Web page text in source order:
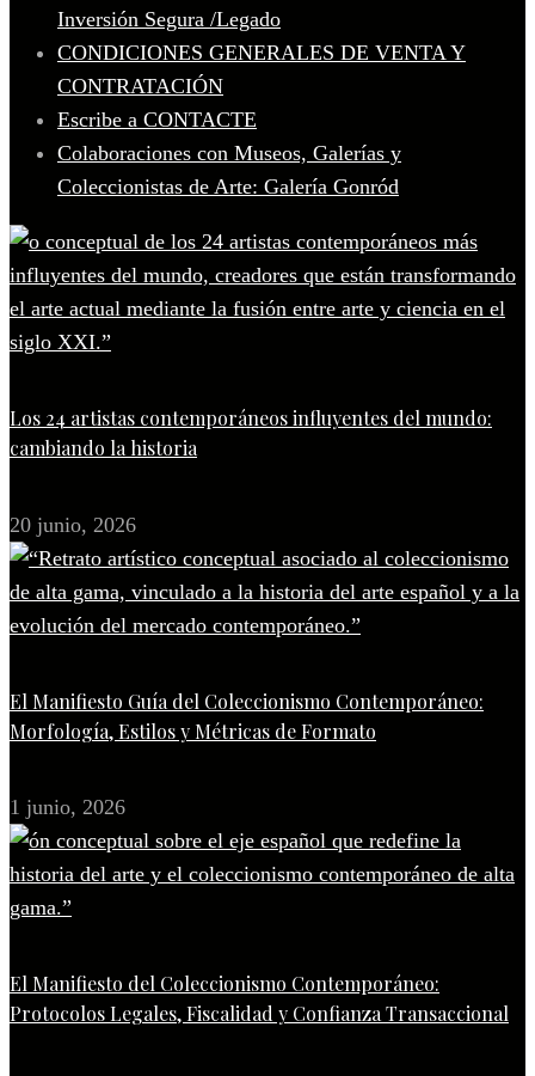
Inversión Segura /Legado
CONDICIONES GENERALES DE VENTA Y
CONTRATACIÓN
Escribe a CONTACTE
Colaboraciones con Museos, Galerías y
Coleccionistas de Arte: Galería Gonród
Los 24 artistas contemporáneos influyentes del mundo:
cambiando la historia
20 junio, 2026
El Manifiesto Guía del Coleccionismo Contemporáneo:
Morfología, Estilos y Métricas de Formato
1 junio, 2026
El Manifiesto del Coleccionismo Contemporáneo:
Protocolos Legales, Fiscalidad y Confianza Transaccional